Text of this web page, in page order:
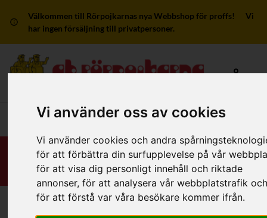
Vi använder oss av cookies
Vi använder cookies och andra
för att förbättra din surfupplevelse på vår
för att visa dig personligt innehåll och riktade
annonser, för att analysera vår webbplatstrafik
för att förstå var våra besökare kommer ifrån.
Välkommen till Rörpojkarnas nya Webbshop för proffs! Vi
har ingen försäljning till privatpersoner.
Huvudmeny